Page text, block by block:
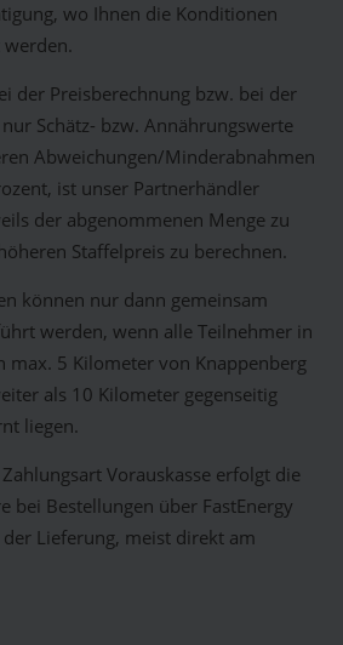
wo Ihnen die Konditionen
der Preisberechnung bzw. bei der
Schätz- bzw. Annährungswerte
Abweichungen/Minderabnahmen
ist unser Partnerhändler
der abgenommenen Menge zu
Staffelpreis zu berechnen.
können nur dann gemeinsam
werden, wenn alle Teilnehmer in
max. 5 Kilometer von Knappenberg
als 10 Kilometer gegenseitig
liegen.
Vorauskasse erfolgt die
bei Bestellungen über FastEnergy
Lieferung, meist direkt am